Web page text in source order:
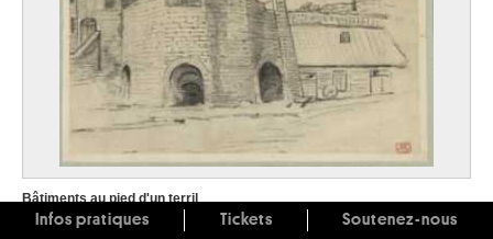
Bâtiments au pied d'un terril
Constantin Meunier
Infos pratiques Tickets Soutenez-nous